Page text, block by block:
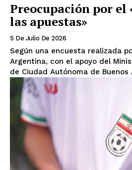
Preocupación por el
las apuestas»
5 De Julio De 2026
Según una encuesta realizada
Argentina, con el apoyo del
de Ciudad Autónoma de Buenos